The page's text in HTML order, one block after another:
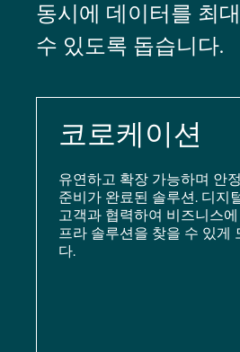
동시에 데이터를 최
수 있도록 돕습니다.
코로케이션
유연하고 확장 가능하며 안
준비가 완료된 솔루션. 디지
고객과 협력하여 비즈니스
프라 솔루션을 찾을 수 있게
다.